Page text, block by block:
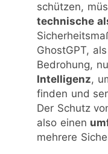
schützen,
technische
GhostGPT,
Bedrohung,
Intelligenz,
finden und
Der Schutz
also einen
mehrere